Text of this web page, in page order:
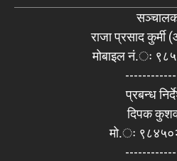
राजा प्रसाद
मोबाइल नं.ः
प्रबन्ध
दिपक
मो.ः